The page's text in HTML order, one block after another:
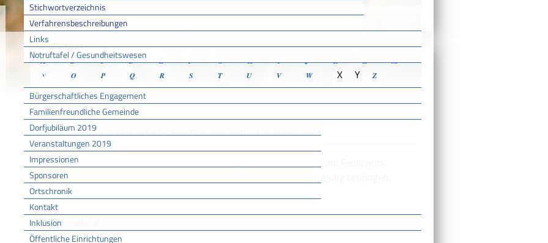
Stichwortverzeichnis
Verfahrensbeschreibungen
Links
Notruftafel / Gesundheitswesen
Gemeinde
Bürgerschaftliches Engagement
Familienfreundliche Gemeinde
Dorfjubiläum 2019
Veranstaltungen 2019
Impressionen
Sponsoren
Ortschronik
Kontakt
Inklusion
Öffentliche Einrichtungen
Sie sind hier:Startseite /Aktuell /Service BW /Verfahrensbeschreibungen
Leistungen
A B C D E F G H I J K L
M
N
O P Q R S T U V W X Y Z
Luftrechtliche Erlaubnis für Feuerwerke beantragen
Möchten Sie bei einer Veranstaltung wie zum Beispiel einer Hochzeit ein Feuerwerk
abbrennen lassen, kann es sein, dass Sie eine luftrechtliche Genehmigung benötigen.
ONLINEANTRAG UND FORMULARE
feuerwerke